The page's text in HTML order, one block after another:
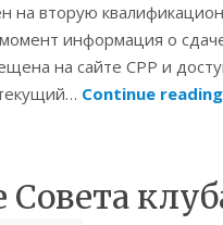
на вторую
информация о
на сайте СРР и
Continue reading
Совета